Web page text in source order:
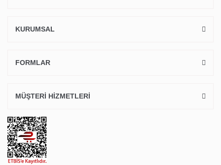
KURUMSAL
FORMLAR
MÜŞTERİ HİZMETLERİ